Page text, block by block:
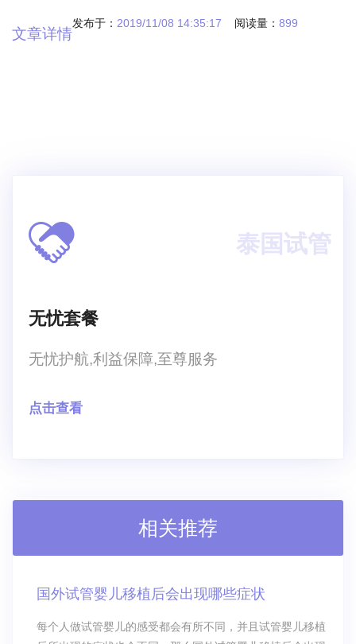
者，多数都跟输卵管积水有关。患者对输卵管积水
发布于： 2019/11/08 14:35:17 阅读量： 899
文章详情
泰国试管
无忧套餐
无忧护航,利益保障,至尊服务
点击查看
相关推荐
国外试管婴儿移植后会出现哪些症状
每个人做试管婴儿的感受都会有所不同，并且试管婴儿移植